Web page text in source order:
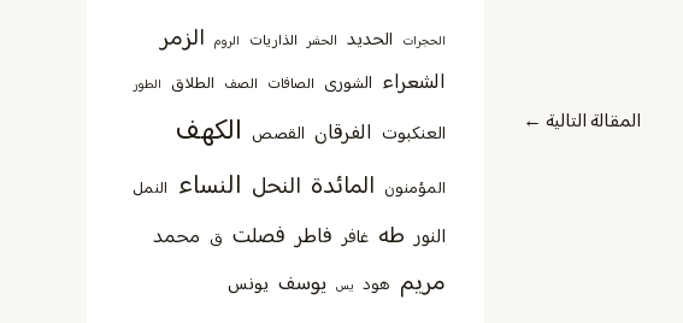
المقالة التالية ←
الحجرات الحديد الحشر الذاريات الروم الزمر
الشعراء الشورى الصافات الصف الطلاق الطور
العنكبوت الفرقان القصص الكهف
المؤمنون المائدة النحل النساء النمل
النور طه غافر فاطر فصلت ق محمد
مريم هود يس يوسف يونس